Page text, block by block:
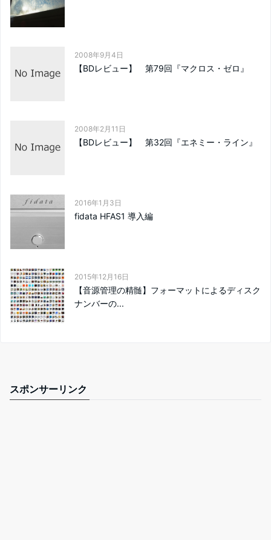
2008年9月4日
【BDレビュー】 第79回『マクロス・ゼロ』
2008年2月11日
【BDレビュー】 第32回『エネミー・ライン』
2016年1月3日
fidata HFAS1 導入編
2015年12月16日
【音源管理の精髄】フォーマットによるディスク
ナンバーの...
スポンサーリンク